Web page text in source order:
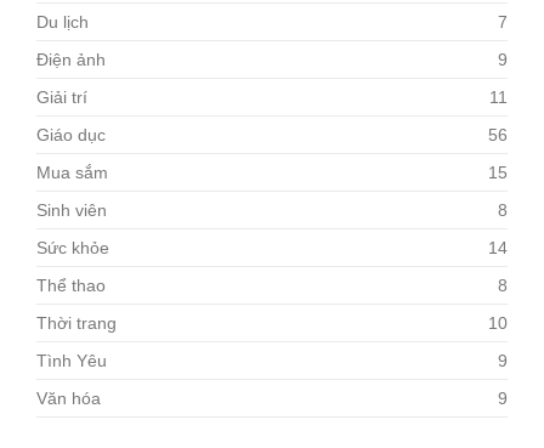
Du lịch
7
Điện ảnh
9
Giải trí
11
Giáo dục
56
Mua sắm
15
Sinh viên
8
Sức khỏe
14
Thể thao
8
Thời trang
10
Tình Yêu
9
Văn hóa
9